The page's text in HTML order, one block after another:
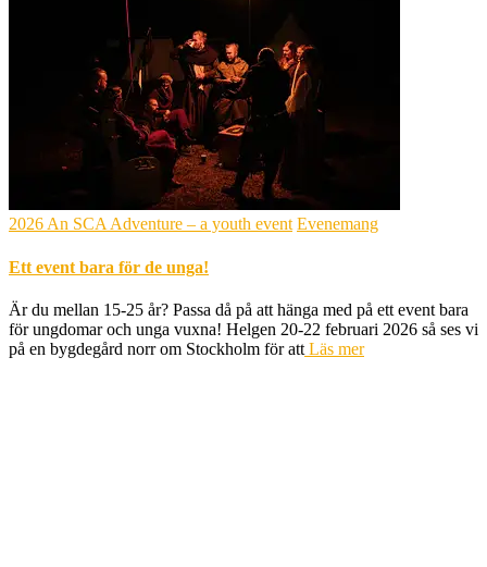
2026 An SCA Adventure – a youth event Evenemang
Ett event bara för de unga!
Är du mellan 15-25 år? Passa då på att hänga med på ett event bara
för ungdomar och unga vuxna! Helgen 20-22 februari 2026 så ses vi
på en bygdegård norr om Stockholm för att Läs mer